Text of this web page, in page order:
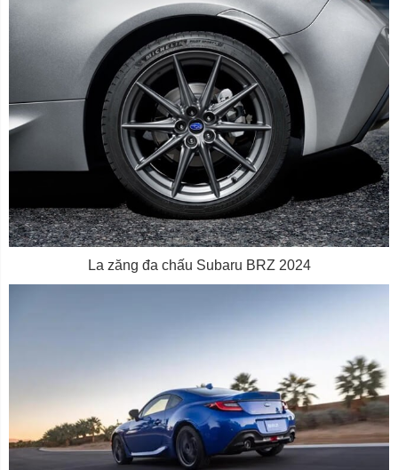
La zăng đa chấu Subaru BRZ 2024